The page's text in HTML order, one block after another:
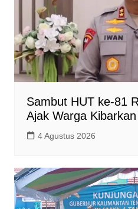
Sambut HUT ke-81
Ajak Warga
4 Agustus 2026